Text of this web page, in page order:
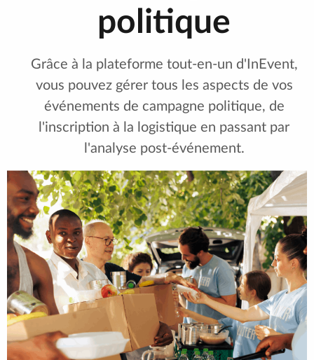
politique
Grâce à la plateforme tout-en-un d'InEvent,
vous pouvez gérer tous les aspects de vos
événements de campagne politique, de
l'inscription à la logistique en passant par
l'analyse post-événement.